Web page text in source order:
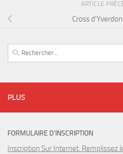
ARTICLE
Cross
Rechercher :
PLUS
FORMULAIRE D’INSCRIPTION
Inscription Sur Internet. Remplissez